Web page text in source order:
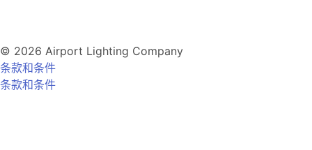
© 2026 Airport Lighting Company
条款和条件
条款和条件